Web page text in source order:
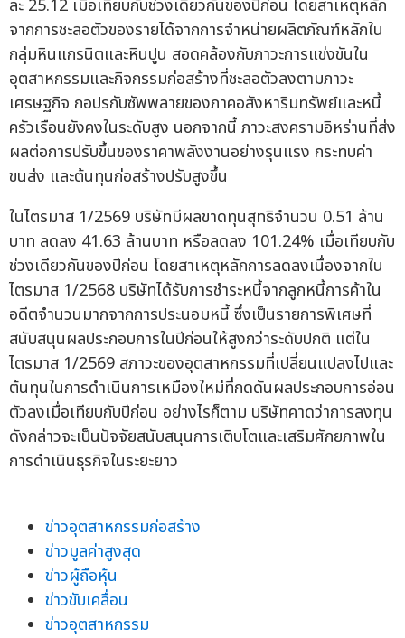
ละ 25.12 เมื่อเทียบกับช่วงเดียวกันของปีก่อน โดยสาเหตุหลัก
จากการชะลอตัวของรายได้จากการจำหน่ายผลิตภัณฑ์หลักใน
กลุ่มหินแกรนิตและหินปูน สอดคล้องกับภาวะการแข่งขันใน
อุตสาหกรรมและกิจกรรมก่อสร้างที่ชะลอตัวลงตามภาวะ
เศรษฐกิจ กอปรกับซัพพลายของภาคอสังหาริมทรัพย์และหนี้
ครัวเรือนยังคงในระดับสูง นอกจากนี้ ภาวะสงครามอิหร่านที่ส่ง
ผลต่อการปรับขึ้นของราคาพลังงานอย่างรุนแรง กระทบค่า
ขนส่ง และต้นทุนก่อสร้างปรับสูงขึ้น
ในไตรมาส 1/2569 บริษัทมีผลขาดทุนสุทธิจำนวน 0.51 ล้าน
บาท ลดลง 41.63 ล้านบาท หรือลดลง 101.24% เมื่อเทียบกับ
ช่วงเดียวกันของปีก่อน โดยสาเหตุหลักการลดลงเนื่องจากใน
ไตรมาส 1/2568 บริษัทได้รับการชำระหนี้จากลูกหนี้การค้าใน
อดีตจำนวนมากจากการประนอมหนี้ ซึ่งเป็นรายการพิเศษที่
สนับสนุนผลประกอบการในปีก่อนให้สูงกว่าระดับปกติ แต่ใน
ไตรมาส 1/2569 สภาวะของอุตสาหกรรมที่เปลี่ยนแปลงไปและ
ต้นทุนในการดำเนินการเหมืองใหม่ที่กดดันผลประกอบการอ่อน
ตัวลงเมื่อเทียบกับปีก่อน อย่างไรก็ตาม บริษัทคาดว่าการลงทุน
ดังกล่าวจะเป็นปัจจัยสนับสนุนการเติบโตและเสริมศักยภาพใน
การดำเนินธุรกิจในระยะยาว
ข่าวอุตสาหกรรมก่อสร้าง
ข่าวมูลค่าสูงสุด
ข่าวผู้ถือหุ้น
ข่าวขับเคลื่อน
ข่าวอุตสาหกรรม